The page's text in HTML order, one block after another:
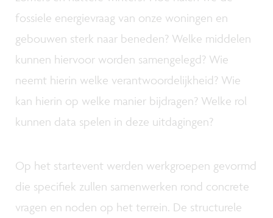
fossiele energievraag van onze woningen en
gebouwen sterk naar beneden? Welke middelen
kunnen hiervoor worden samengelegd? Wie
neemt hierin welke verantwoordelijkheid? Wie
kan hierin op welke manier bijdragen? Welke rol
kunnen data spelen in deze uitdagingen?
Op het startevent werden werkgroepen gevormd
die specifiek zullen samenwerken rond concrete
vragen en noden op het terrein. De structurele